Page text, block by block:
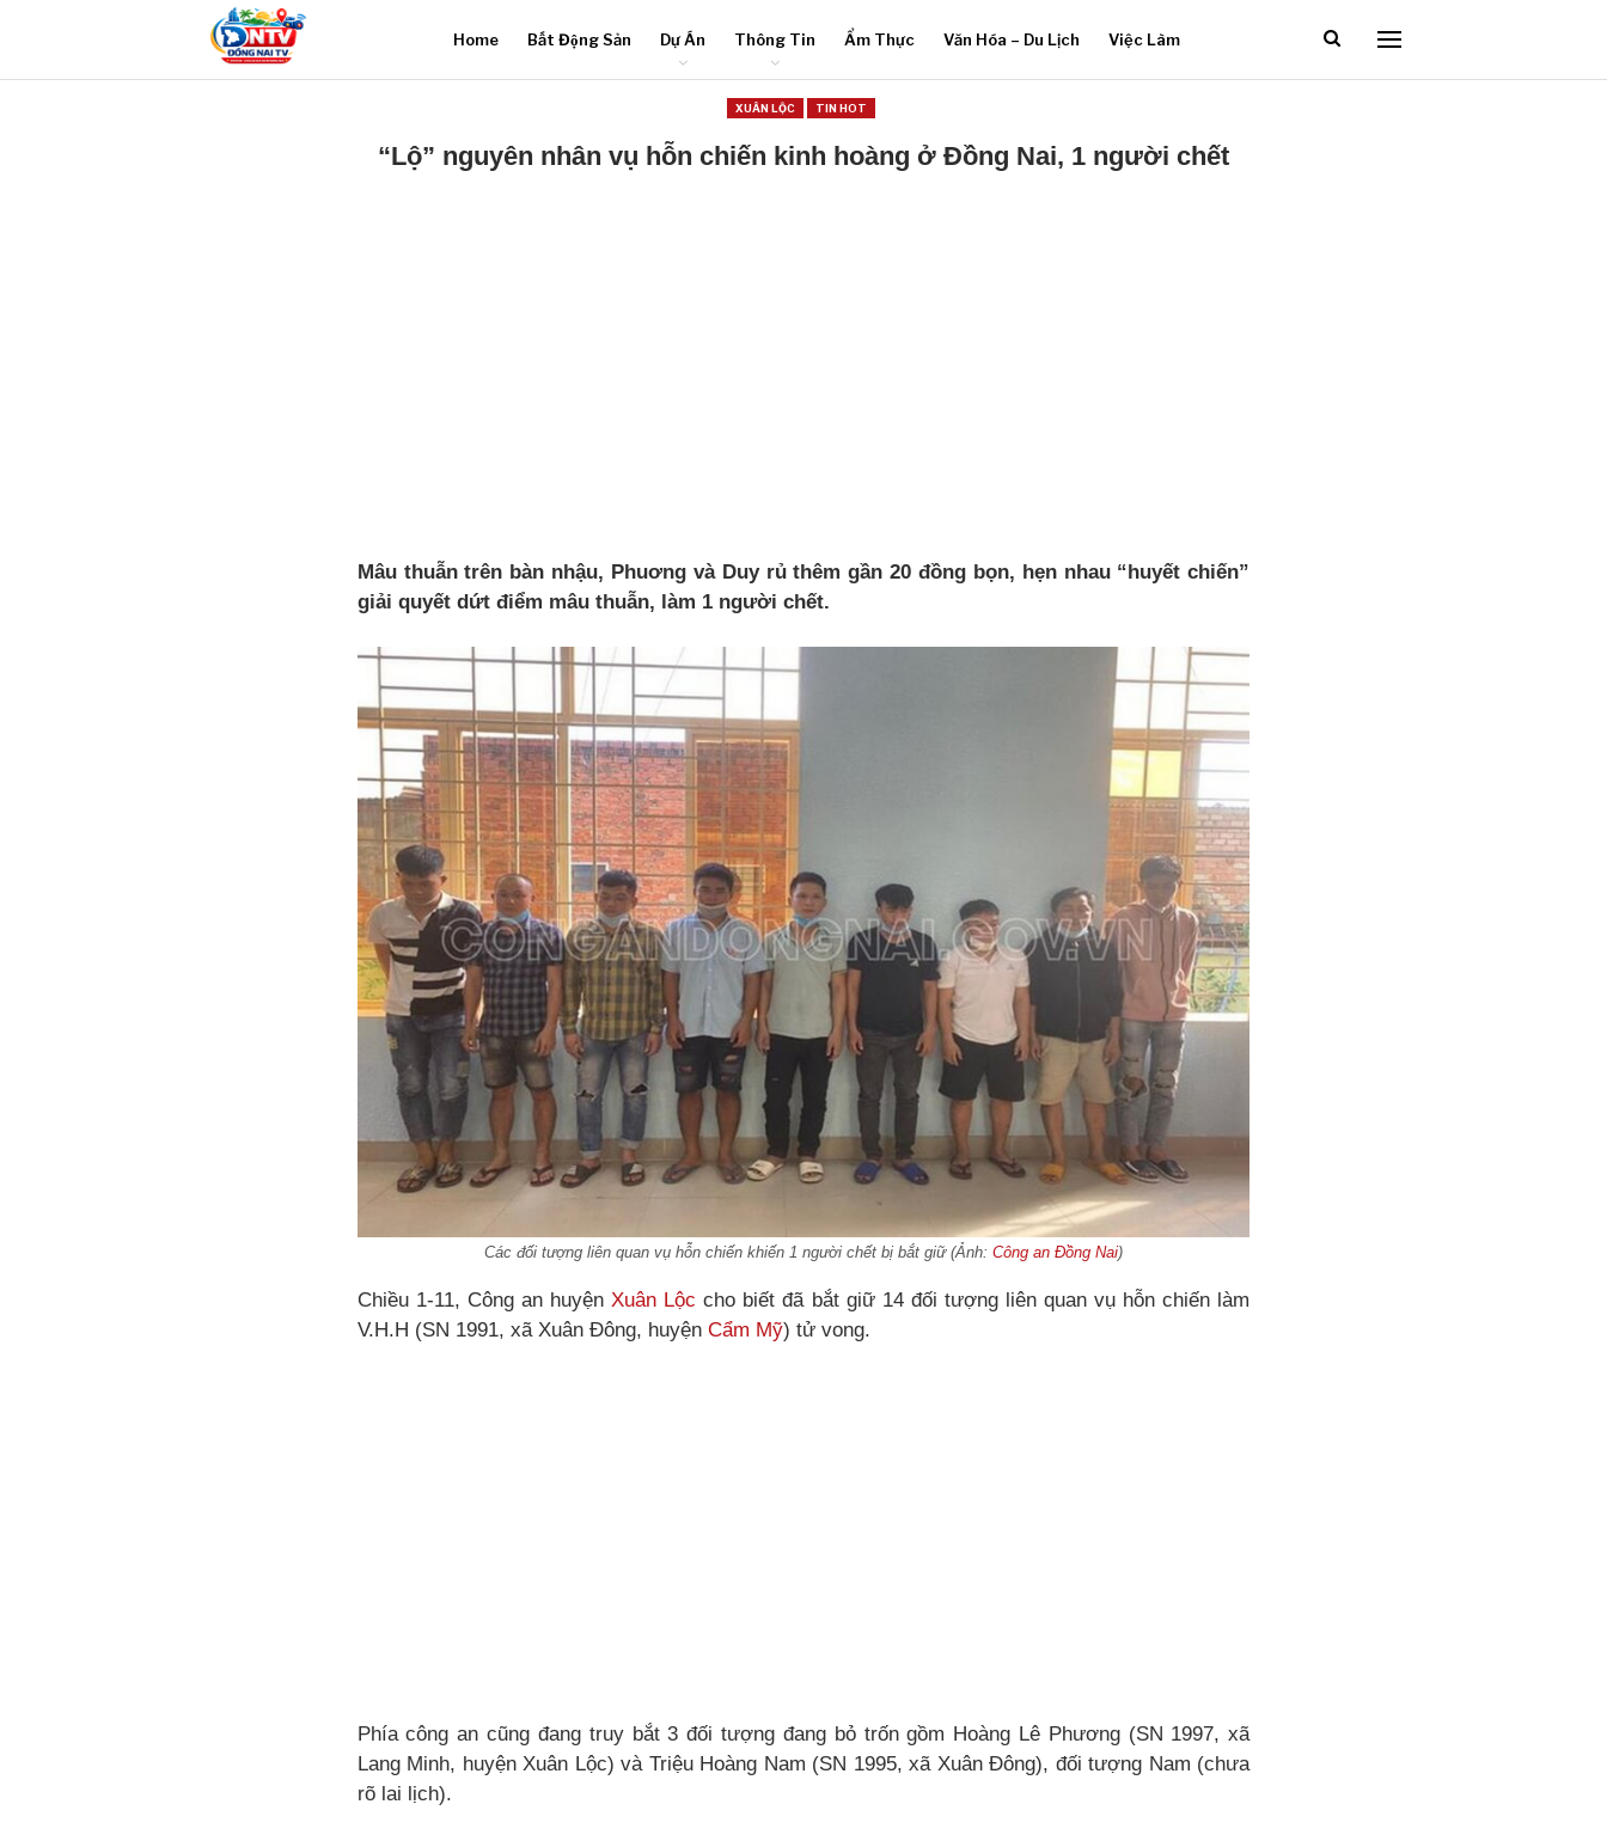
Home Bất Động Sản Dự Án Thông Tin Ẩm Thực Văn Hóa – Du Lịch Việc Làm
XUÂN LỘC TIN HOT
“Lộ” nguyên nhân vụ hỗn chiến kinh hoàng ở Đồng Nai, 1 người chết
Mâu thuẫn trên bàn nhậu, Phuơng và Duy rủ thêm gần 20 đồng bọn, hẹn nhau “huyết chiến”
giải quyết dứt điểm mâu thuẫn, làm 1 người chết.
Các đối tượng liên quan vụ hỗn chiến khiến 1 người chết bị bắt giữ (Ảnh: Công an Đồng Nai)
Chiều 1-11, Công an huyệnXuân Lộc cho biết đã bắt giữ 14 đối tượng liên quan vụ hỗn chiến làm
V.H.H (SN 1991, xã Xuân Đông, huyện Cẩm Mỹ) tử vong.
Phía công an cũng đang truy bắt 3 đối tượng đang bỏ trốn gồm Hoàng Lê Phương (SN 1997, xã
Lang Minh, huyện Xuân Lộc) và Triệu Hoàng Nam (SN 1995, xã Xuân Đông), đối tượng Nam (chưa
rõ lai lịch).